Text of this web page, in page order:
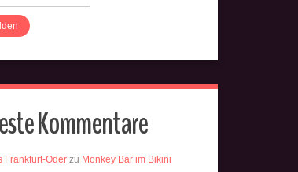
Kommentare
Frankfurt-Oder zu Monkey Bar im Bikini